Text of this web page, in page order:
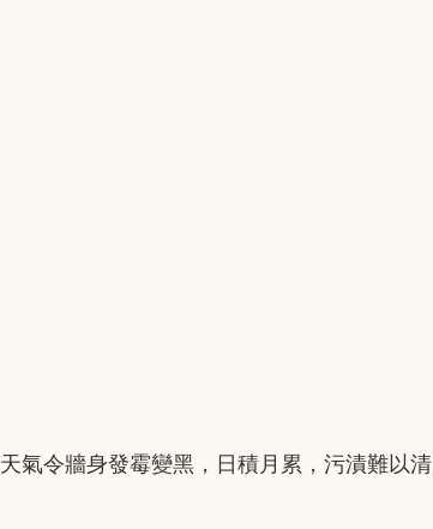
氣令牆身發霉變黑，日積月累，污漬難以清